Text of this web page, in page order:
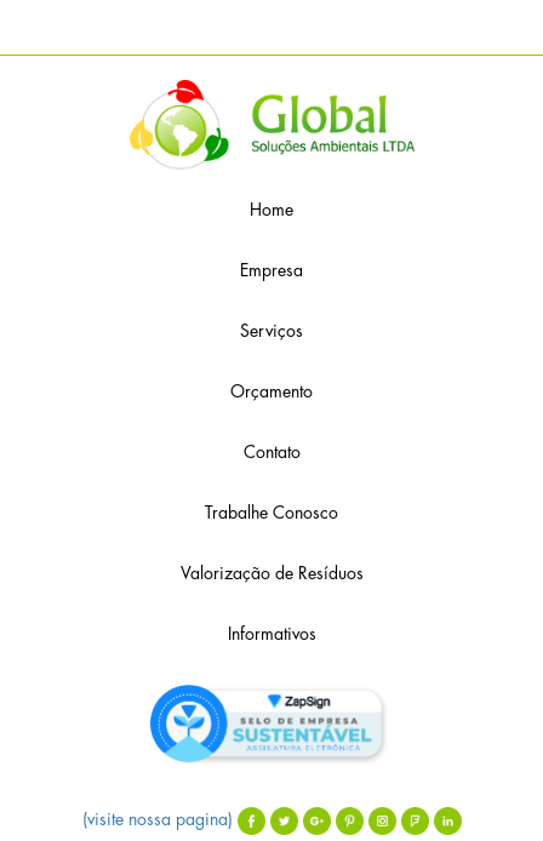
Home
Empresa
Serviços
Orçamento
Contato
Trabalhe Conosco
Valorização de Resíduos
Informativos
(visite nossa pagina)